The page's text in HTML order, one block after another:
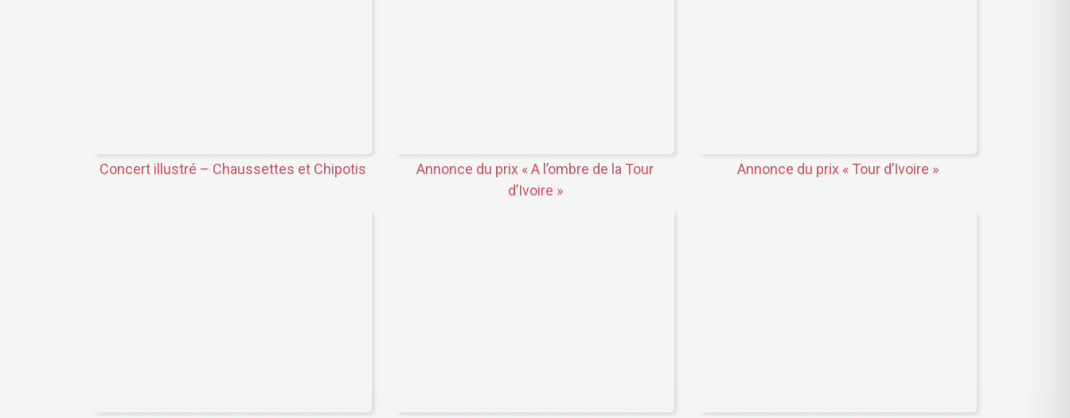
Concert illustré – Chaussettes et Chipotis
Annonce du prix « A l’ombre de la Tour
d’Ivoire »
Annonce du prix « Tour d’Ivoire »